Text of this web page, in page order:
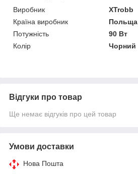
Виробник
XTrobb
Країна виробник
Польща
Потужність
90 Вт
Колір
Чорний
Відгуки про товар
Ще немає відгуків про цей товар
Умови доставки
Нова Пошта